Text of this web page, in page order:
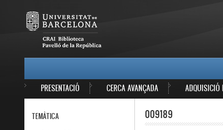
PRESENTACIÓ CERCA AVANÇADA ADQUISICIÓ
009189
TEMÀTICA